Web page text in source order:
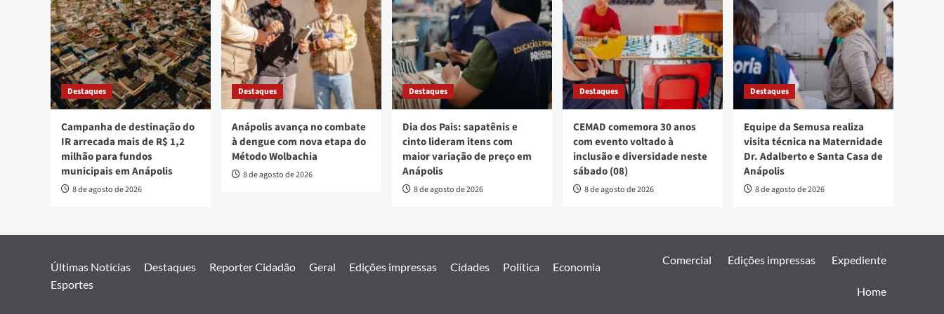
Destaques
Campanha de destinação do
IR arrecada mais de R$ 1,2
milhão para fundos
municipais em Anápolis
8 de agosto de 2026
Destaques
Anápolis avança no combate
à dengue com nova etapa do
Método Wolbachia
8 de agosto de 2026
Destaques
Dia dos Pais: sapatênis e
cinto lideram itens com
maior variação de preço em
Anápolis
8 de agosto de 2026
Destaques
CEMAD comemora 30 anos
com evento voltado à
inclusão e diversidade neste
sábado (08)
8 de agosto de 2026
Destaques
Equipe da Semusa realiza
visita técnica na Maternidade
Dr. Adalberto e Santa Casa de
Anápolis
8 de agosto de 2026
Últimas Notícias Destaques Reporter Cidadão Geral Edições impressas Cidades Política
Economia
Esportes
Comercial Edições impressas Expediente
Home